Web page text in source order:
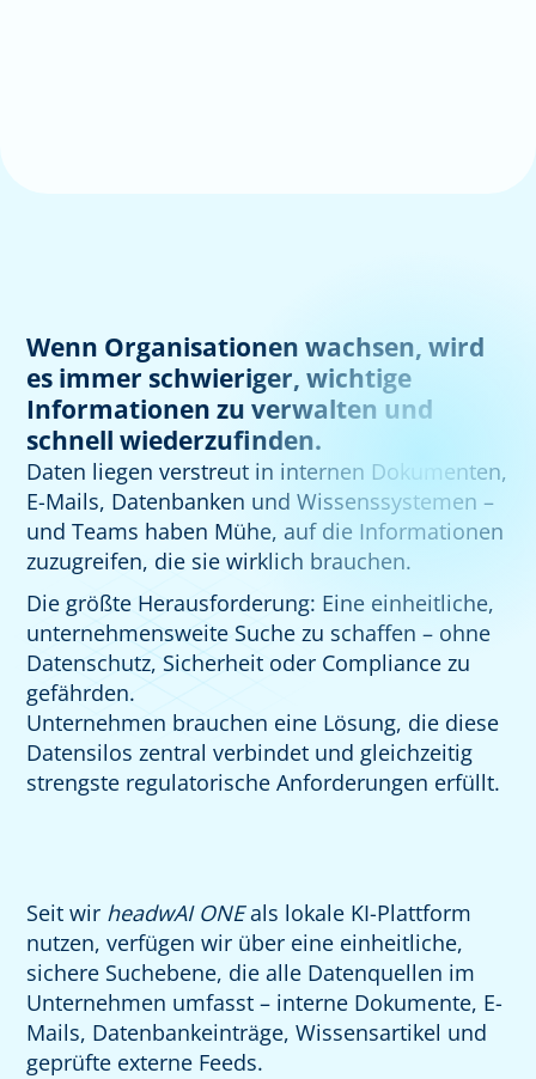
Wenn Organisationen wachsen, wird
es immer schwieriger, wichtige
Informationen zu verwalten und
schnell wiederzufinden.
Daten liegen verstreut in internen Dokumenten,
E-Mails, Datenbanken und Wissenssystemen –
und Teams haben Mühe, auf die Informationen
zuzugreifen, die sie wirklich brauchen.
Die größte Herausforderung: Eine einheitliche,
unternehmensweite Suche zu schaffen – ohne
Datenschutz, Sicherheit oder Compliance zu
gefährden.
Unternehmen brauchen eine Lösung, die diese
Datensilos zentral verbindet und gleichzeitig
strengste regulatorische Anforderungen erfüllt.
Seit wir headwAI ONEals lokale KI-Plattform
nutzen, verfügen wir über eine einheitliche,
sichere Suchebene, die alle Datenquellen im
Unternehmen umfasst – interne Dokumente, E-
Mails, Datenbankeinträge, Wissensartikel und
geprüfte externe Feeds.